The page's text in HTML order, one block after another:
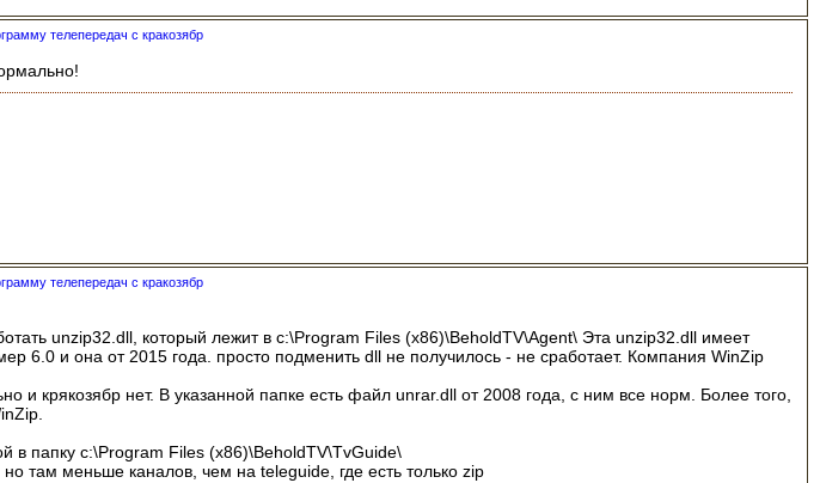
телепередач с кракозябр
телепередач с кракозябр
unzip32.dll, который лежит в c:\Program Files (x86)\BeholdTV\Agent\ Эта unzip32.dll имеет
6.0 и она от 2015 года. просто подменить dll не получилось - не сработает. Компания WinZip
крякозябр нет. В указанной папке есть файл unrar.dll от 2008 года, с ним все норм. Более того,
в папку c:\Program Files (x86)\BeholdTV\TvGuide\
там меньше каналов, чем на teleguide, где есть только zip